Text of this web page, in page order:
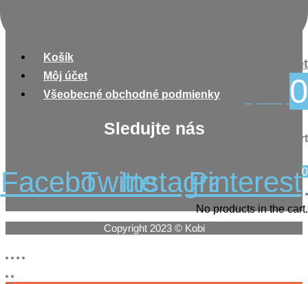
Môj účet
0
Shopping Cart
0
No products in the cart.
Košík
Môj účet
Všeobecné obchodné podmienky
Sledujte nás
Facebook
Twitter
Instagram
Pinterest
Copyright 2023 © Kobi